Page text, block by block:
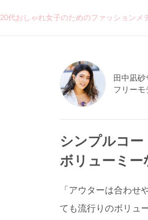
20代おしゃれ女子のためのファッション
田中凪砂
フリーモ
シンプルコ
ボリューミ
「アウターは合わ
ても流行りのボリュ